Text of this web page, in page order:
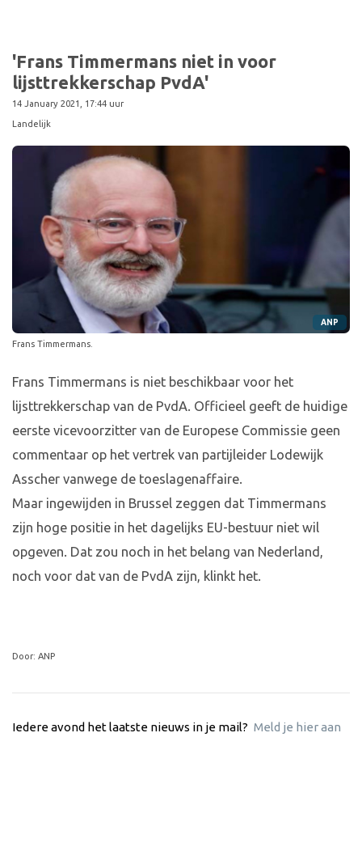
'Frans Timmermans niet in voor
lijsttrekkerschap PvdA'
14 January 2021, 17:44 uur
Landelijk
ANP
Frans Timmermans.
Frans Timmermans is niet beschikbaar voor het
lijsttrekkerschap van de PvdA. Officieel geeft de huidige
eerste vicevoorzitter van de Europese Commissie geen
commentaar op het vertrek van partijleider Lodewijk
Asscher vanwege de toeslagenaffaire.
Maar ingewijden in Brussel zeggen dat Timmermans
zijn hoge positie in het dagelijks EU-bestuur niet wil
opgeven. Dat zou noch in het belang van Nederland,
noch voor dat van de PvdA zijn, klinkt het.
Door: ANP
Iedere avond het laatste nieuws in je mail? Meld je hier aan